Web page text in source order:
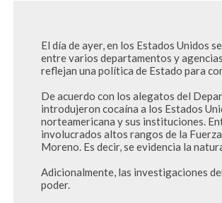
El día de ayer, en los Estados Unidos
entre varios departamentos y
reflejan una política de Estado para
De acuerdo con los alegatos del
introdujeron cocaína a los Estados
norteamericana y sus instituciones.
involucrados altos rangos de la
Moreno. Es decir, se evidencia la
Adicionalmente, las investigaciones
poder.